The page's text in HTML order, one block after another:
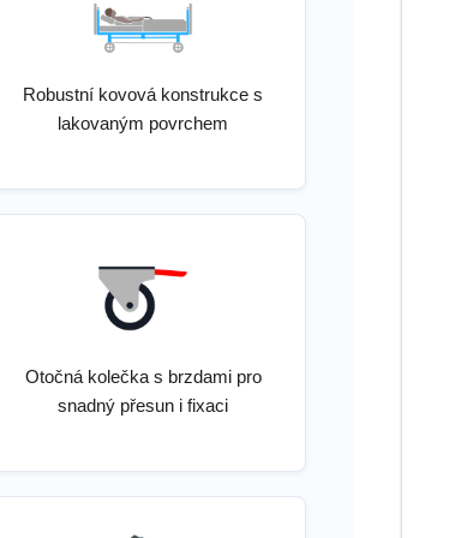
Robustní kovová konstrukce s
lakovaným povrchem
Otočná kolečka s brzdami pro
snadný přesun i fixaci